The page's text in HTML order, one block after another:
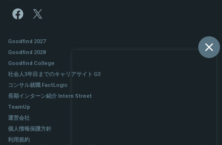
Goodfind 2027
Goodfind 2028
Goodfind College
社会人3年目までのキャリアサイト G3
コンサル就職 FactLogic
長期インターン紹介 Intern Street
TeamUp
運営会社
個人情報保護方針
利用規約